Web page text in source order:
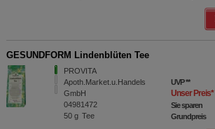
GESUNDFORM Lindenblüten Tee
PROVITA
Apoth.Market.u.Handels
GmbH
04981472
50 g Tee
UVP**
Unser Preis*
Sie sparen
Grundpreis